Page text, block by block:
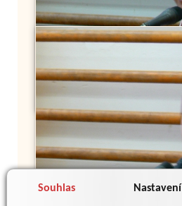
Souhlas Nastavení